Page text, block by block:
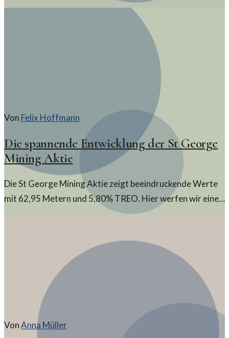
basiert. Diese Entwicklung könnte die Art und Weise, wie
internationale Geldtransfers durchgeführt werden,
Von Felix Hoffmann
Die spannende Entwicklung der St George
Mining Aktie
Die St George Mining Aktie zeigt beeindruckende Werte
mit 62,95 Metern und 5,80% TREO. Hier werfen wir einen
Blick auf diese bemerkenswerte Entwicklung und ihre
VonAnna Müller